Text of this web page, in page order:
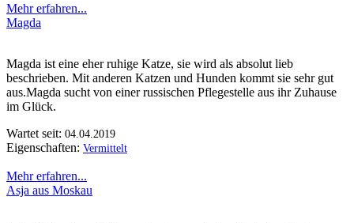
Mehr erfahren...
Magda
Magda ist eine eher ruhige Katze, sie wird als absolut lieb
beschrieben. Mit anderen Katzen und Hunden kommt sie sehr gut
aus.Magda sucht von einer russischen Pflegestelle aus ihr Zuhause
im Glück.
Wartet seit: 04.04.2019
Eigenschaften: Vermittelt
Mehr erfahren...
Asja aus Moskau